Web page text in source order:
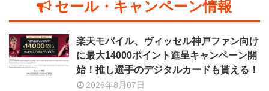
セール・キャンペーン情報
楽天モバイル、ヴィッセル神戸ファン向け
に最大14000ポイント進呈キャンペーン開
始！推し選手のデジタルカードも貰える！
2026年8月07日